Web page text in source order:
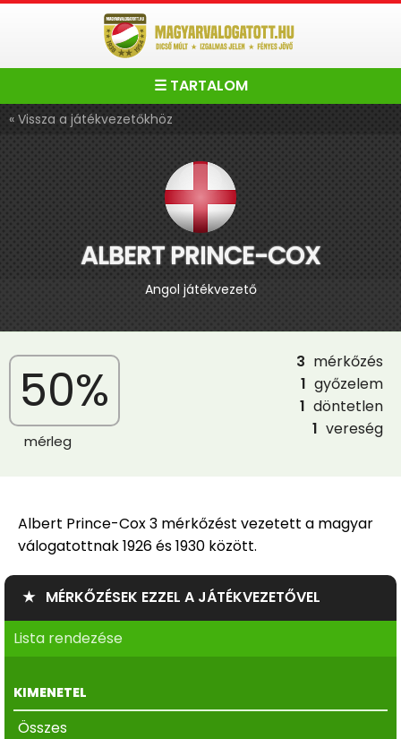
☰ TARTALOM
« Vissza a játékvezetőkhöz
ALBERT PRINCE-COX
Angol játékvezető
50%
mérleg
3 mérkőzés
1 győzelem
1 döntetlen
1 vereség
Albert Prince-Cox 3 mérkőzést vezetett a magyar
válogatottnak 1926 és 1930 között.
★ MÉRKŐZÉSEK EZZEL A JÁTÉKVEZETŐVEL
Lista rendezése
KIMENETEL
Összes